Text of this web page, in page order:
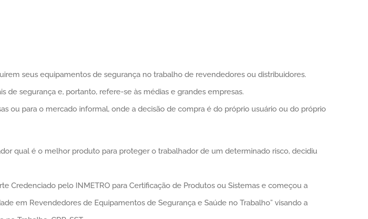
seus equipamentos de segurança no trabalho de revendedores ou distribuidores.
segurança e, portanto, refere-se às médias e grandes empresas.
ou para o mercado informal, onde a decisão de compra é do próprio usuário ou do próprio
qual é o melhor produto para proteger o trabalhador de um determinado risco, decidiu
Credenciado pelo INMETRO para Certificação de Produtos ou Sistemas e começou a
em Revendedores de Equipamentos de Segurança e Saúde no Trabalho” visando a